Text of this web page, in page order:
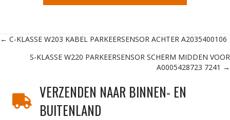
Posts
navigation
← C-KLASSE W203 KABEL PARKEERSENSOR ACHTER A2035400106
S-KLASSE W220 PARKEERSENSOR SCHERM MIDDEN VOOR
A0005428723 7241 →
VERZENDEN NAAR BINNEN- EN
BUITENLAND